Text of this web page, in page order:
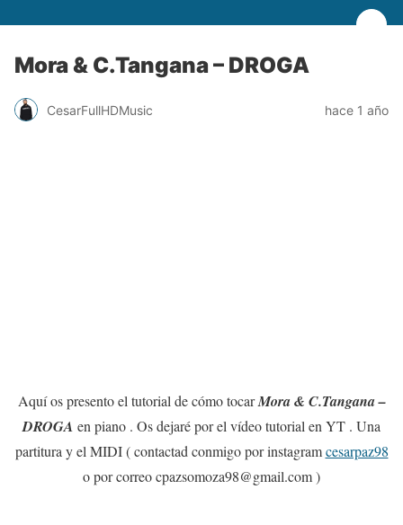
Mora & C.Tangana – DROGA
CesarFullHDMusic hace 1 año
Aquí os presento el tutorial de cómo tocarMora & C.Tangana –
DROGA en piano . Os dejaré por el vídeo tutorial en YT . Una
partitura y el MIDI ( contactad conmigo por instagramcesarpaz98
o por correo cpazsomoza98@gmail.com )